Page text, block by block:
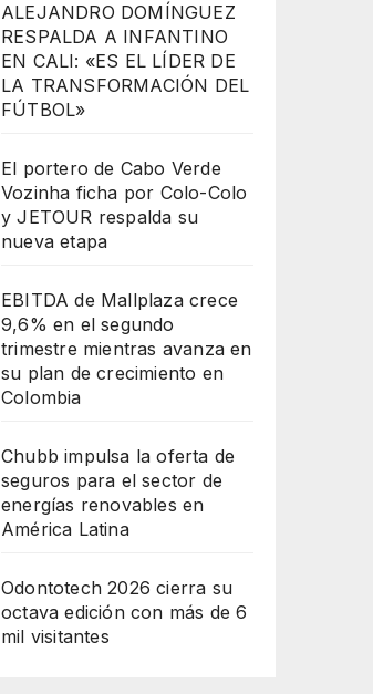
ALEJANDRO DOMÍNGUEZ
RESPALDA A INFANTINO
EN CALI: «ES EL LÍDER DE
LA TRANSFORMACIÓN DEL
FÚTBOL»
El portero de Cabo Verde
Vozinha ficha por Colo-Colo
y JETOUR respalda su
nueva etapa
EBITDA de Mallplaza crece
9,6% en el segundo
trimestre mientras avanza en
su plan de crecimiento en
Colombia
Chubb impulsa la oferta de
seguros para el sector de
energías renovables en
América Latina
Odontotech 2026 cierra su
octava edición con más de 6
mil visitantes